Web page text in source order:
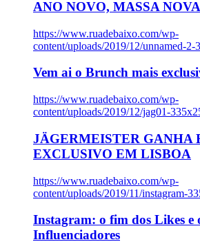
ANO NOVO, MASSA
https://www.ruadebaixo.com/wp-
content/uploads/2019/12/unnamed-2-
Vem ai o Brunch mais
https://www.ruadebaixo.com/wp-
content/uploads/2019/12/jag01-
JÄGERMEISTER GANHA
EXCLUSIVO EM LISBOA
https://www.ruadebaixo.com/wp-
content/uploads/2019/11/instagram-
Instagram: o fim dos Likes e
Influenciadores